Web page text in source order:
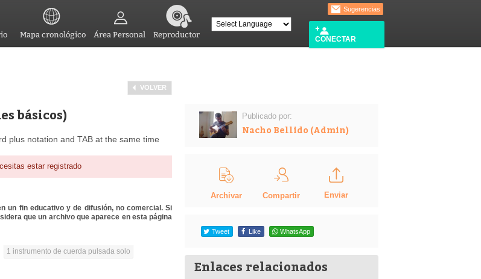
Mapa cronológico Área Personal Reproductor
Sugerencias
CONECTAR
VOLVER
básicos)
plus notation and TAB at the same time
estar registrado
un fin educativo y de difusión, no comercial. Si
que un archivo que aparece en esta página
1 instrumento de cuerda pulsada solo
Publicado por:
Nacho Bellido (Admin)
Archivar Compartir Enviar
Tweet Like WhatsApp
Enlaces relacionados